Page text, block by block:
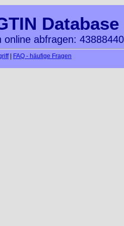
Database
abfragen:
| FAQ - häufige Fragen